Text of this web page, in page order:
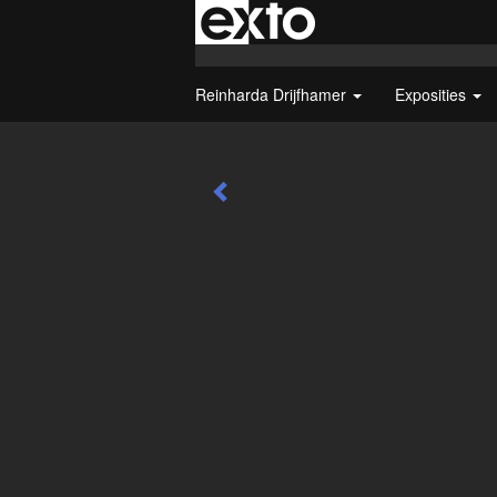
Reinharda Drijfhamer Exposities